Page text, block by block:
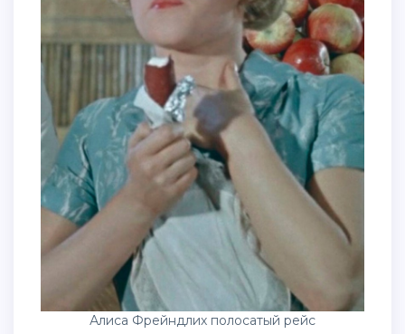
Алиса Фрейндлих полосатый рейс